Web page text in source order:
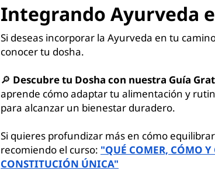
Integrando Ayurveda
Si deseas incorporar la Ayurveda en tu
conocer tu dosha.
🔎 Descubre tu Dosha con nuestra Guía
aprende cómo adaptar tu alimentación y
para alcanzar un bienestar duradero.
Si quieres profundizar más en cómo
recomiendo el curso: "QUÉ COMER, CÓMO
CONSTITUCIÓN ÚNICA"